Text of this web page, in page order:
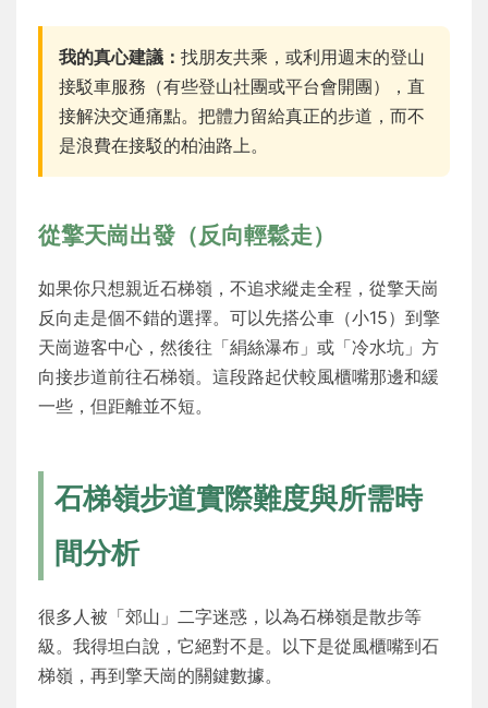
我的真心建議： 找朋友共乘，或利用週末的登山
接駁車服務（有些登山社團或平台會開團），直
接解決交通痛點。把體力留給真正的步道，而不
是浪費在接駁的柏油路上。
從擎天崗出發（反向輕鬆走）
如果你只想親近石梯嶺，不追求縱走全程，從擎天崗
反向走是個不錯的選擇。可以先搭公車（小15）到擎
天崗遊客中心，然後往「絹絲瀑布」或「冷水坑」方
向接步道前往石梯嶺。這段路起伏較風櫃嘴那邊和緩
一些，但距離並不短。
石梯嶺步道實際難度與所需時
間分析
很多人被「郊山」二字迷惑，以為石梯嶺是散步等
級。我得坦白說，它絕對不是。以下是從風櫃嘴到石
梯嶺，再到擎天崗的關鍵數據。